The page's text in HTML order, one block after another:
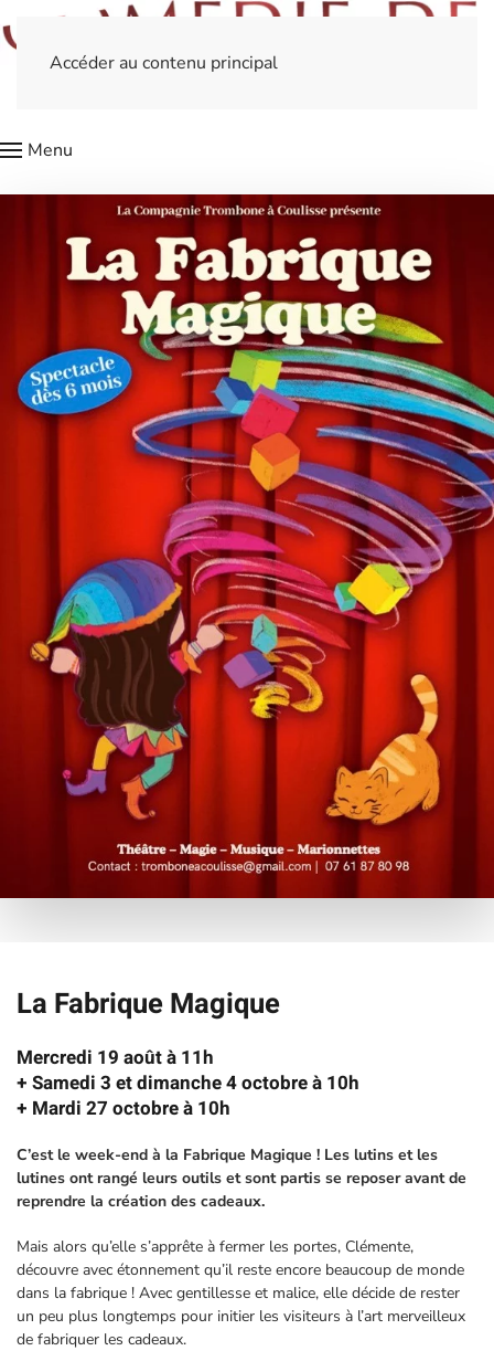
Accéder au contenu principal
Menu
La Fabrique Magique
Mercredi 19 août à 11h
+ Samedi 3 et dimanche 4 octobre à 10h
+ Mardi 27 octobre à 10h
C’est le week-end à la Fabrique Magique ! Les lutins et les
lutines ont rangé leurs outils et sont partis se reposer avant de
reprendre la création des cadeaux.
Mais alors qu’elle s’apprête à fermer les portes, Clémente,
découvre avec étonnement qu’il reste encore beaucoup de monde
dans la fabrique ! Avec gentillesse et malice, elle décide de rester
un peu plus longtemps pour initier les visiteurs à l’art merveilleux
de fabriquer les cadeaux.